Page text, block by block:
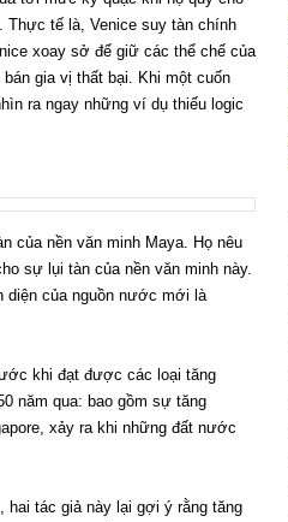
Thực tế là, Venice suy tàn chính
xoay sở để giữ các thể chế của
gia vị thất bại. Khi một cuốn
ra ngay những ví dụ thiếu logic
của nền văn minh Maya. Họ nêu
sự lụi tàn của nền văn minh này.
diện của nguồn nước mới là
khi đạt được các loại tăng
năm qua: bao gồm sự tăng
xảy ra khi những đất nước
hai tác giả này lại gợi ý rằng tăng